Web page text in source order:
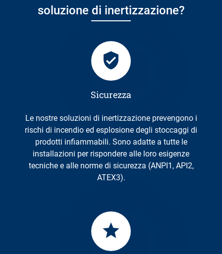
soluzione di inertizzazione?
Sicurezza
Le nostre soluzioni di inertizzazione prevengono i
rischi di incendio ed esplosione degli stoccaggi di
prodotti infiammabili. Sono adatte a tutte le
installazioni per rispondere alle loro esigenze
tecniche e alle norme di sicurezza (ANPI1, API2,
ATEX3).